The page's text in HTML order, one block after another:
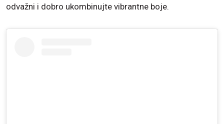
odvažni i dobro ukombinujte vibrantne boje.